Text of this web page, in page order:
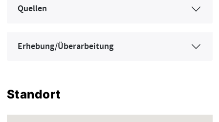
Quellen
Erhebung/Überarbeitung
Standort